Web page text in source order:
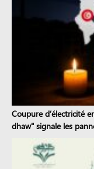
Coupure d’électricité
dhaw" signale les